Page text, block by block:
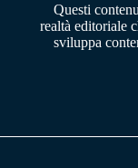
Questi
realtà editoriale
sviluppa